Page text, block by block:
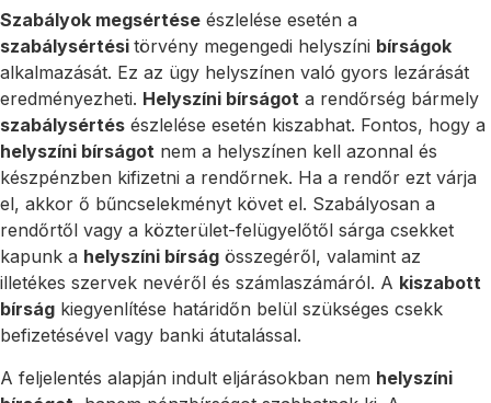
Szabályok megsértése észlelése esetén a
szabálysértési törvény megengedi helyszíni bírságok
alkalmazását. Ez az ügy helyszínen való gyors lezárását
eredményezheti. Helyszíni bírságot a rendőrség bármely
szabálysértés észlelése esetén kiszabhat. Fontos, hogy a
helyszíni bírságot nem a helyszínen kell azonnal és
készpénzben kifizetni a rendőrnek. Ha a rendőr ezt várja
el, akkor ő bűncselekményt követ el. Szabályosan a
rendőrtől vagy a közterület-felügyelőtől sárga csekket
kapunk a helyszíni bírság összegéről, valamint az
illetékes szervek nevéről és számlaszámáról. A kiszabott
bírság kiegyenlítése határidőn belül szükséges csekk
befizetésével vagy banki átutalással.
A feljelentés alapján indult eljárásokban nem helyszíni